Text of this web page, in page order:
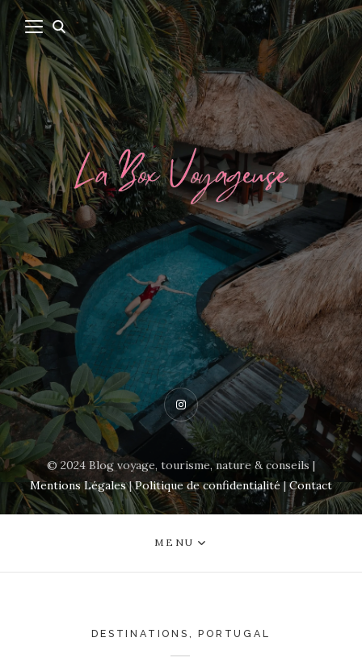
Instagram
© 2024 Blog voyage, tourisme, nature & conseils |
Mentions Légales|Politique de confidentialité|Contact
MENU
DESTINATIONS ,PORTUGAL